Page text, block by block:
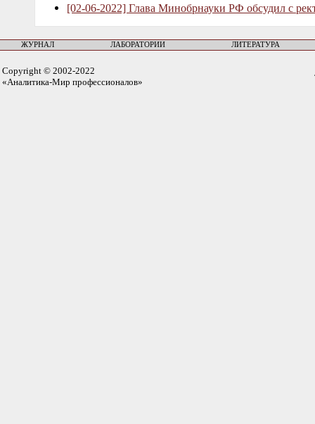
[02-06-2022] Глава Минобрнауки РФ обсудил с
ЖУРНАЛ ЛАБОРАТОРИИ ЛИТЕРАТУРА
Copyright © 2002-2022
«Аналитика-Мир профессионалов»